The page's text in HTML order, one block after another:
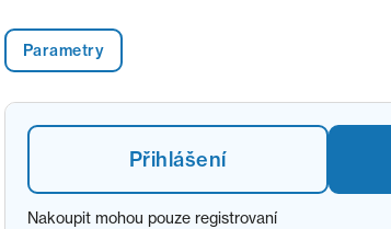
Parametry
Přihlášení
Nakoupit mohou pouze registrovaní